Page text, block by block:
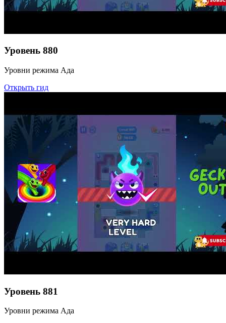
Уровень 880
Уровни режима Ада
Открыть гид
Уровень 881
Уровни режима Ада